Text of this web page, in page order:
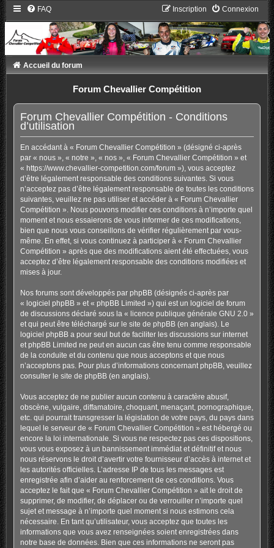
FAQ Connexion
Inscription
Accueil du forum
Forum Chevallier Compétition
Forum Chevallier Compétition - Conditions
d’utilisation
En accédant à « Forum Chevallier Compétition » (désigné ci-après
par « nous », « notre », « nos », « Forum Chevallier Compétition » et
« https://www.chevallier-competition.com/forum »), vous acceptez
d’être légalement responsable des conditions suivantes. Si vous
n’acceptez pas d’être légalement responsable de toutes les conditions
suivantes, veuillez ne pas utiliser et accéder à « Forum Chevallier
Compétition ». Nous pouvons modifier ces conditions à n’importe quel
moment et nous essaierons de vous informer de ces modifications,
bien que nous vous conseillons de vérifier régulièrement par vous-
même. En effet, si vous continuez à participer à « Forum Chevallier
Compétition » après que des modifications aient été effectuées, vous
acceptez d’être légalement responsable des conditions modifiées et
mises à jour.
Nos forums sont développés par phpBB (désignés ci-après par
« logiciel phpBB » et « phpBB Limited ») qui est un logiciel de forum
de discussions déclaré sous la « licence publique générale GNU 2.0»
et qui peut être téléchargé sur le site de phpBB(en anglais). Le
logiciel phpBB a pour seul but de faciliter les discussions sur internet
et phpBB Limited ne peut en aucun cas être tenu comme responsable
de la conduite et du contenu que nous acceptons et que nous
n’acceptons pas. Pour plus d’informations concernant phpBB, veuillez
consulter le site de phpBB(en anglais).
Vous acceptez de ne publier aucun contenu à caractère abusif,
obscène, vulgaire, diffamatoire, choquant, menaçant, pornographique,
etc. qui pourrait transgresser la législation de votre pays, du pays dans
lequel le serveur de « Forum Chevallier Compétition » est hébergé ou
encore la loi internationale. Si vous ne respectez pas ces dispositions,
vous vous exposez à un bannissement immédiat et définitif et nous
nous réservons le droit d’avertir votre fournisseur d’accès à internet et
les autorités officielles. L’adresse IP de tous les messages est
enregistrée afin d’aider au renforcement de ces conditions. Vous
acceptez le fait que « Forum Chevallier Compétition » ait le droit de
supprimer, de modifier, de déplacer ou de verrouiller n’importe quel
sujet et message à n’importe quel moment si nous estimons cela
nécessaire. En tant qu’utilisateur, vous acceptez que toutes les
informations que vous avez renseignées soient enregistrées dans
notre base de données. Bien que ces informations ne seront pas